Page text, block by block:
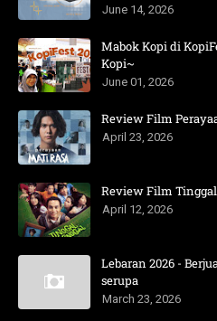
June 14, 2026
Mabok Kopi di
Kopi~
June 01, 2026
Review Film
April 23, 2026
Review Film
April 12, 2026
Lebaran 2026 -
serupa
March 23, 2026